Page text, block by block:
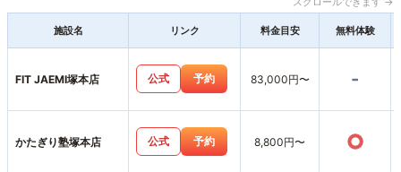
施設名 リンク 料金目安 無料体験
FIT JAEMI塚本店 公式 予約 83,000円〜 -
かたぎり塾塚本店 公式 予約 8,800円〜 ○